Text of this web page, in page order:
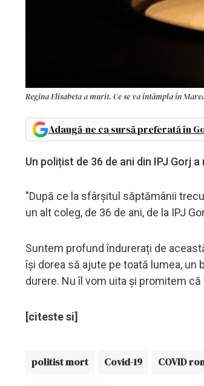
Regina Elisabeta a murit. Ce se va întâmpla în
Adaugă-ne ca sursă preferată în
Un polițist de 36 de ani din IPJ Gorj
"După ce la sfârșitul săptămânii
un alt coleg, de 36 de ani, de la IPJ
Suntem profund îndurerați de
își dorea să ajute pe toată lumea, un
durere. Nu îl vom uita și promitem
[citeste si]
politist mort Covid-19 COVID